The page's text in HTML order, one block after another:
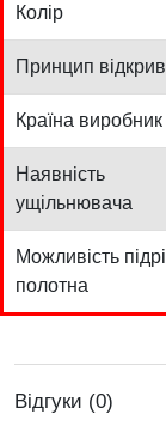
Колір
Принцип
Країна виробник
Наявність
ущільнювача
Можливість
полотна
Відгуки (0)